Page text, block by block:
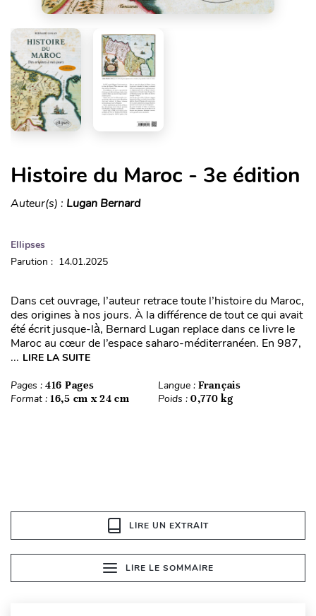
Histoire du Maroc - 3e édition
Auteur(s) : Lugan Bernard
Ellipses
Parution : 14.01.2025
Dans cet ouvrage, l’auteur retrace toute l’histoire du Maroc,
des origines à nos jours. À la différence de tout ce qui avait
été écrit jusque-là̀, Bernard Lugan replace dans ce livre le
Maroc au cœur de l’espace saharo-méditerranéen. En 987,
... LIRE LA SUITE
Pages : 416 Pages Langue : Français
Format : 16,5 cm x 24 cm Poids : 0,770 kg
LIRE UN EXTRAIT
LIRE LE SOMMAIRE